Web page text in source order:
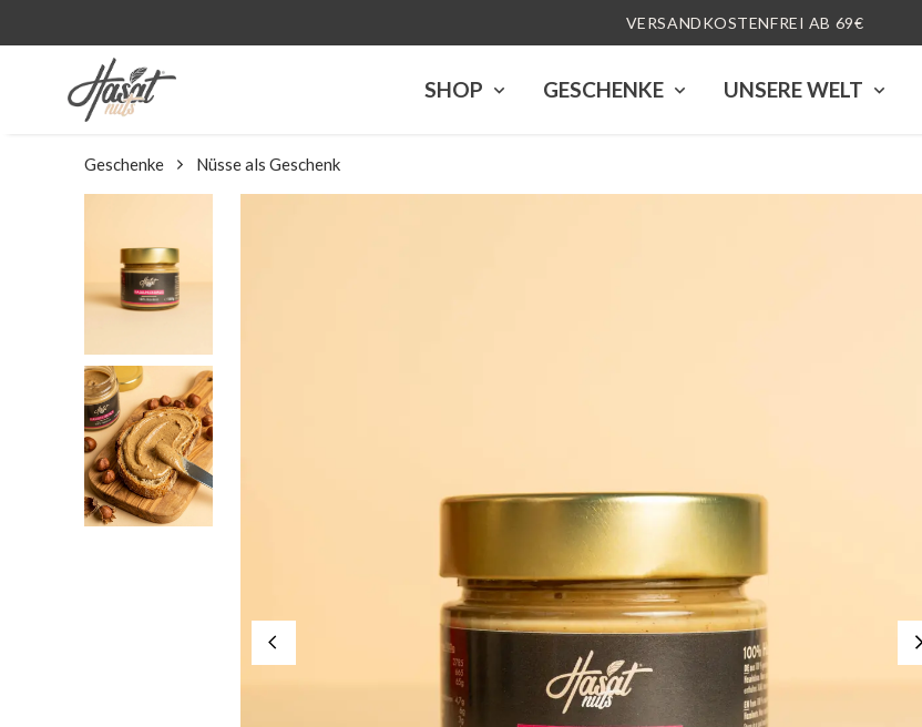
VERSANDKOSTENFREI AB 69€
SHOP GESCHENKE UNSERE WELT
Geschenke Nüsse als Geschenk